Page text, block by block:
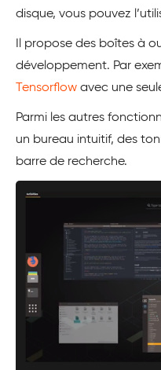
disque, vous pouvez
Il propose des boîtes à
développement. Par
Tensorflow avec une
Parmi les autres
un bureau intuitif, des
barre de recherche.